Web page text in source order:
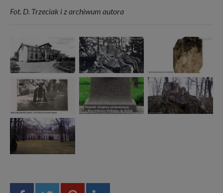
Fot. D. Trzeciak i z archiwum autora